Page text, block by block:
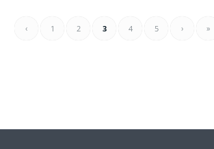
‹ 1 2 3 4 5 › »